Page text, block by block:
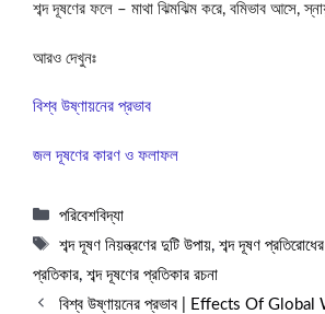
শব্দ দূষণের ফলে – মাথা ঝিমঝিম করে, বমিভাব আসে,
আরও দেখুনঃ
বিশ্ব উষ্ণায়নের প্রভাব
জল দূষণের কারণ ও ফলাফল
Categories
পরিবেশবিদ্যা
Tags
শব্দ দূষণ নিয়ন্ত্রণের দুটি উপায়, শব্দ দূষণ
প্রতিকার, শব্দ দূষণের প্রতিকার রচনা
বিশ্ব উষ্ণায়নের প্রভাব | Effects Of